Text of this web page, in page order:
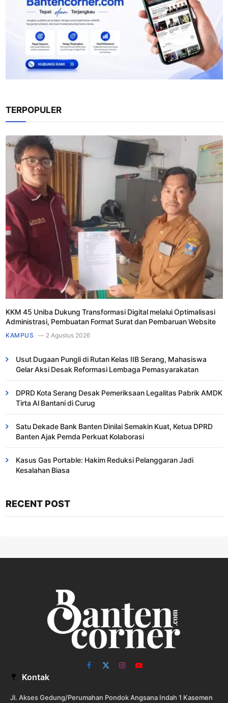
TERPOPULER
KKM 45 Uniba Dukung Transformasi Digital melalui Optimalisasi
Administrasi, Pembuatan Format Surat dan Pembaruan Website
KAMPUS 2 Agustus 2026
Usut Dugaan Pungli di Rutan Kelas IIB Serang, Mahasiswa
Gelar Aksi Desak Reformasi Lembaga Pemasyarakatan
DPRD Kota Serang Desak Pemeriksaan Legalitas Pabrik AMDK
Tirta Al Bantani di Curug
Satu Dekade Bank Banten Dinilai Semakin Kuat, Ketua DPRD
Banten Ajak Pemda Perkuat Kolaborasi
Kasus Gas Portable: Hakim Reduksi Pelanggaran Jadi
Kesalahan Biasa ​
RECENT POST
Facebook
X
InstagramYouTube
Kontak
Jl. Akses Gedung/Perumahan Pondok Angsana Indah 1 Kasemen